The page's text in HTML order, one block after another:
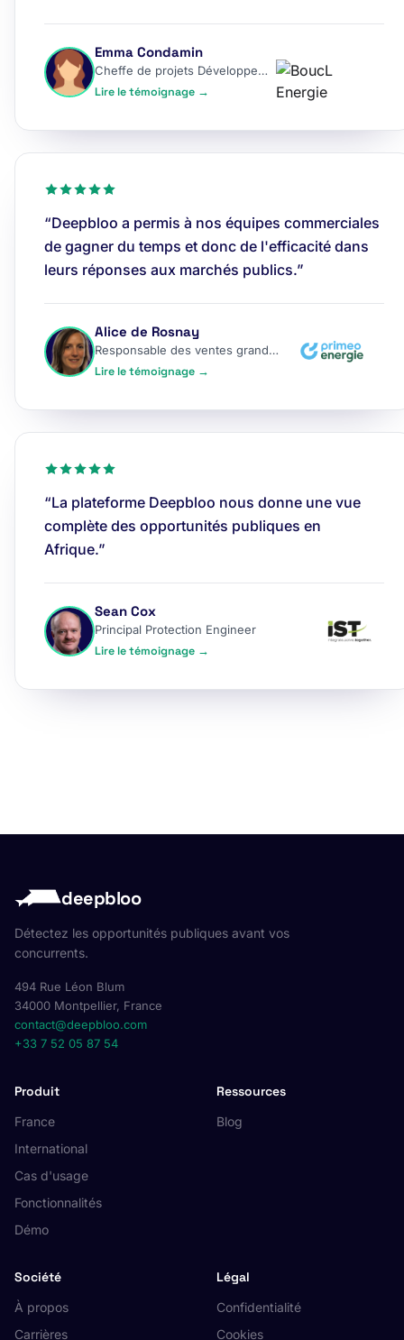
Emma Condamin
Cheffe de projets Développement
Lire le témoignage →
“Deepbloo a permis à nos équipes commerciales
de gagner du temps et donc de l'efficacité dans
leurs réponses aux marchés publics.”
Alice de Rosnay
Responsable des ventes grands comptes
Lire le témoignage →
“La plateforme Deepbloo nous donne une vue
complète des opportunités publiques en
Afrique.”
Sean Cox
Principal Protection Engineer
Lire le témoignage →
deepbloo
Détectez les opportunités publiques avant vos
concurrents.
494 Rue Léon Blum
34000 Montpellier, France
contact@deepbloo.com
+33 7 52 05 87 54
Produit
France
International
Cas d'usage
Fonctionnalités
Démo
Ressources
Blog
Société
À propos
Carrières
Légal
Confidentialité
Cookies